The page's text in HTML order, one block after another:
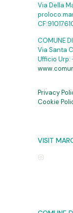
Via Della
COMUNE
Via Santa
Ufficio Urp:
Privacy
Cookie
VISIT